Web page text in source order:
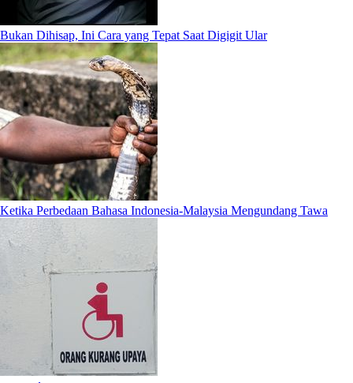
Bukan Dihisap, Ini Cara yang Tepat Saat Digigit Ular
Ketika Perbedaan Bahasa Indonesia-Malaysia Mengundang Tawa